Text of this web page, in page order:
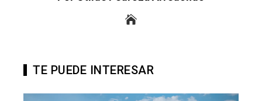
TE PUEDE INTERESAR